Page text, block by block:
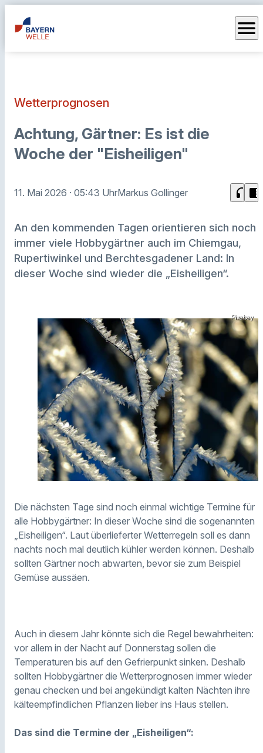
menu
Wetterprognosen
Achtung, Gärtner: Es ist die
Woche der "Eisheiligen"
11. Mai 2026 · 05:43 UhrMarkus Gollinger headphones chrome_reader_mode
An den kommenden Tagen orientieren sich noch
immer viele Hobbygärtner auch im Chiemgau,
Rupertiwinkel und Berchtesgadener Land: In
dieser Woche sind wieder die „Eisheiligen“.
Pixabay
Die nächsten Tage sind noch einmal wichtige Termine für
alle Hobbygärtner: In dieser Woche sind die sogenannten
„Eisheiligen“. Laut überlieferter Wetterregeln soll es dann
nachts noch mal deutlich kühler werden können. Deshalb
sollten Gärtner noch abwarten, bevor sie zum Beispiel
Gemüse aussäen.
Auch in diesem Jahr könnte sich die Regel bewahrheiten:
vor allem in der Nacht auf Donnerstag sollen die
Temperaturen bis auf den Gefrierpunkt sinken. Deshalb
sollten Hobbygärtner die Wetterprognosen immer wieder
genau checken und bei angekündigt kalten Nächten ihre
kälteempfindlichen Pflanzen lieber ins Haus stellen.
Das sind die Termine der „Eisheiligen“: